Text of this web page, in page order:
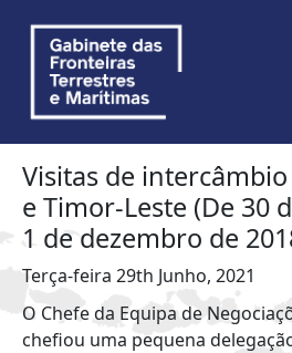
Visitas de
e Timor-Leste (De 30
1 de dezembro de
Terça-feira 29th Junho, 2021
O Chefe da Equipa de
chefiou uma pequena